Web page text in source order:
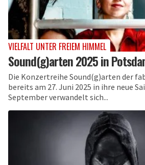
VIELFALT UNTER FREIEM HIMMEL
Sound(g)arten 2025 in
Die Konzertreihe Sound(g)arten der
bereits am 27. Juni 2025 in ihre neue
September verwandelt sich...